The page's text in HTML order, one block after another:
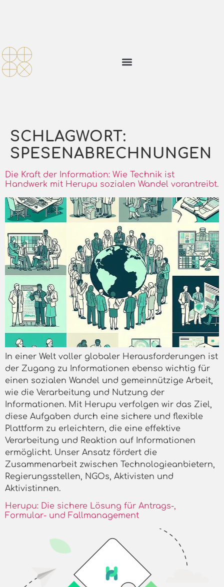
SCHLAGWORT:
SPESENABRECHNUNGEN
Die Kraft der Information: Wie Technik ist
Handwerk mit Herupu sozialen Wandel vorantreibt.
In einer Welt voller globaler Herausforderungen ist
der Zugang zu Informationen ebenso wichtig für
einen sozialen Wandel und gemeinnützige Arbeit,
wie die Verarbeitung und Nutzung der
Informationen. Mit Herupu verfolgen wir das Ziel,
diese Aufgaben durch eine sichere und flexible
Plattform zu erleichtern, die eine effektive
Verarbeitung und Reaktion auf Informationen
ermöglicht. Unser Ansatz fördert die
Zusammenarbeit zwischen Technologieanbietern,
Regierungsstellen, NGOs, Aktivisten und
Aktivistinnen.
Herupu: Die sichere Lösung für Antrags-,
Formular- und Fallmanagement